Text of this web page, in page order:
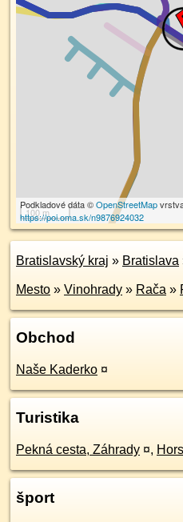
100 m
Podkladové dáta ©OpenStreetMap
https://poi.oma.sk/n9876924032
Bratislavský kraj » Bratislava
Mesto » Vinohrady » Rača »
Obchod
Naše Kaderko ¤
Turistika
Pekná cesta, Záhrady ¤,
šport